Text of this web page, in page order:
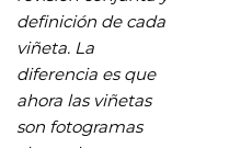
definición de cada
viñeta. La
diferencia es que
ahora las viñetas
son fotogramas